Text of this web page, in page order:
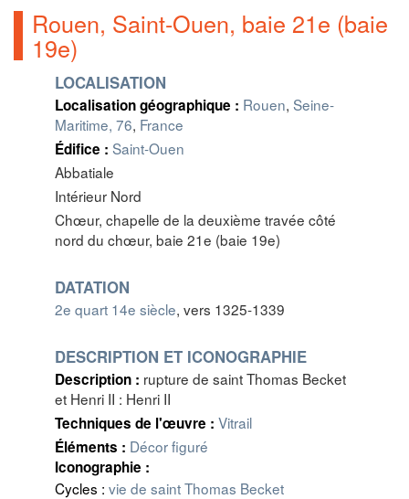
Rouen, Saint-Ouen, baie 21e (baie
19e)
LOCALISATION
Localisation géographique : Rouen, Seine-
Maritime, 76, France
Édifice : Saint-Ouen
Abbatiale
Intérieur Nord
Chœur, chapelle de la deuxième travée côté
nord du chœur, baie 21e (baie 19e)
DATATION
2e quart 14e siècle, vers 1325-1339
DESCRIPTION ET ICONOGRAPHIE
Description : rupture de saint Thomas Becket
et Henri II : Henri II
Techniques de l'œuvre : Vitrail
Éléments : Décor figuré
Iconographie :
Cycles : vie de saint Thomas Becket